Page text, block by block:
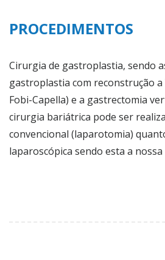
PROCEDIMENTOS
Cirurgia de gastroplastia, sendo
gastroplastia com reconstrução a
Fobi-Capella) e a gastrectomia
cirurgia bariátrica pode ser
convencional (laparotomia)
laparoscópica sendo esta a